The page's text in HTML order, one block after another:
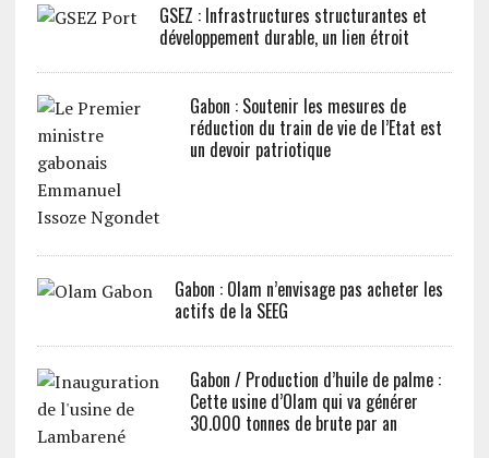
GSEZ : Infrastructures structurantes et
développement durable, un lien étroit
Gabon : Soutenir les mesures de
réduction du train de vie de l’Etat est
un devoir patriotique
Gabon : Olam n’envisage pas acheter les
actifs de la SEEG
Gabon / Production d’huile de palme :
Cette usine d’Olam qui va générer
30.000 tonnes de brute par an